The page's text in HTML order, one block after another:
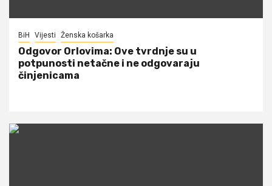
BiH Vijesti Ženska košarka
Odgovor Orlovima: ​Ove tvrdnje su u
potpunosti netačne i ne odgovaraju
činjenicama